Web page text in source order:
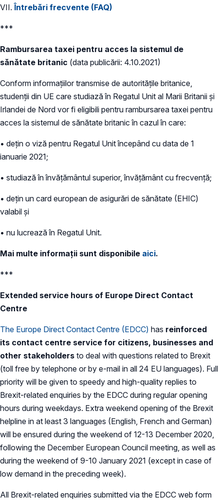
VII.Întrebări frecvente (FAQ)
***
Rambursarea taxei pentru acces la sistemul de
sănătate britanic (data publicării: 4.10.2021)
Conform informațiilor transmise de autoritățile britanice,
studenții din UE care studiază în Regatul Unit al Marii Britanii și
Irlandei de Nord vor fi eligibili pentru rambursarea taxei pentru
acces la sistemul de sănătate britanic în cazul în care:
• dețin o viză pentru Regatul Unit începând cu data de 1
ianuarie 2021;
• studiază în învățământul superior, învățământ cu frecvență;
• dețin un card european de asigurări de sănătate (EHIC)
valabil și
• nu lucrează în Regatul Unit.
Mai multe informații sunt disponibile aici.
***
Extended service hours of Europe Direct Contact
Centre
The Europe Direct Contact Centre (EDCC) has reinforced
its contact centre service for citizens, businesses and
other stakeholders to deal with questions related to Brexit
(toll free by telephone or by e-mail in all 24 EU languages). Full
priority will be given to speedy and high-quality replies to
Brexit-related enquiries by the EDCC during regular opening
hours during weekdays. Extra weekend opening of the Brexit
helpline in at least 3 languages (English, French and German)
will be ensured during the weekend of 12-13 December 2020,
following the December European Council meeting, as well as
during the weekend of 9-10 January 2021 (except in case of
low demand in the preceding week).
All Brexit-related enquiries submitted via the EDCC web form